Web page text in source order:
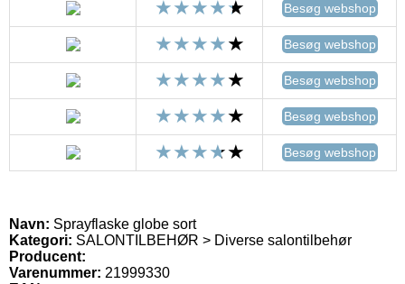
Besøg webshop
Besøg webshop
Besøg webshop
Besøg webshop
Besøg webshop
Navn: Sprayflaske globe sort
Kategori: SALONTILBEHØR > Diverse salontilbehør
Producent:
Varenummer: 21999330